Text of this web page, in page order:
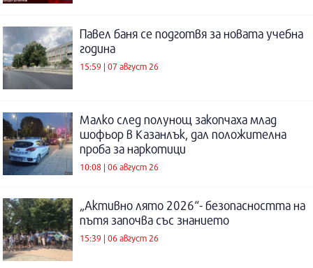
Павел баня се подготвя за новата учебна
година
15:59 | 07 август 26
Малко след полунощ закопчаха млад
шофьор в Казанлък, дал положителна
проба за наркотици
10:08 | 06 август 26
„Активно лято 2026“- безопасността на
пътя започва със знанието
15:39 | 06 август 26